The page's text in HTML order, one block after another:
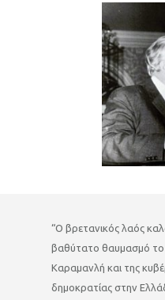
“Ο βρετανικός λαός
βαθύτατο θαυμασμό το
Καραμανλή και της
δημοκρατίας στην